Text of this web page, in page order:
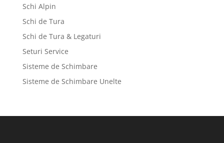
Schi Alpin
Schi de Tura
Schi de Tura & Legaturi
Seturi Service
Sisteme de Schimbare
Sisteme de Schimbare Unelte